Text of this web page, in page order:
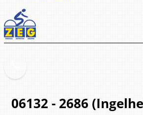
06132 - 2686